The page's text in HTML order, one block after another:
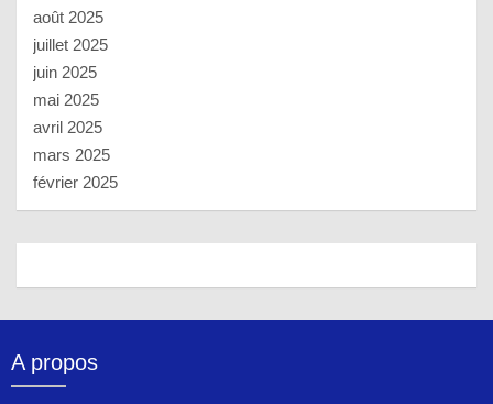
août 2025
juillet 2025
juin 2025
mai 2025
avril 2025
mars 2025
février 2025
A propos